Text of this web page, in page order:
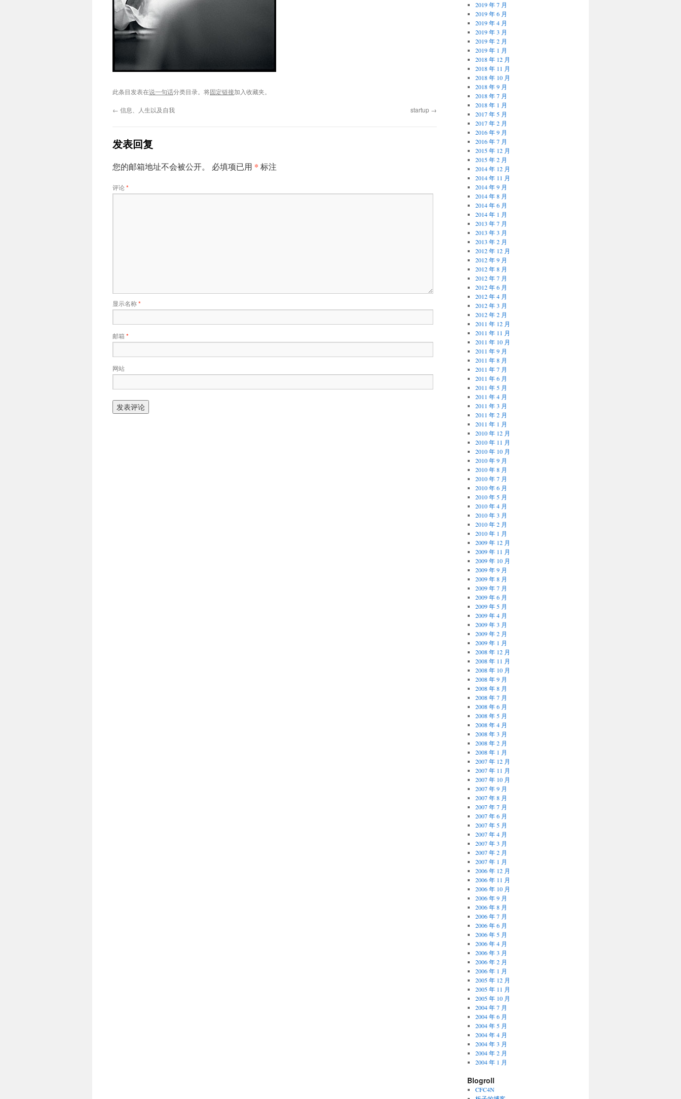
此条目发表在说一句话分类目录。将固定链接加入收藏夹。
← 信息、人生以及自我 startup →
发表回复
您的邮箱地址不会被公开。 必填项已用 * 标注
评论*
显示名称*
邮箱 *
网站
2019 年 7 月
2019 年 6 月
2019 年 4 月
2019 年 3 月
2019 年 2 月
2019 年 1 月
2018 年 12 月
2018 年 11 月
2018 年 10 月
2018 年 9 月
2018 年 7 月
2018 年 1 月
2017 年 5 月
2017 年 2 月
2016 年 9 月
2016 年 7 月
2015 年 12 月
2015 年 2 月
2014 年 12 月
2014 年 11 月
2014 年 9 月
2014 年 8 月
2014 年 6 月
2014 年 1 月
2013 年 7 月
2013 年 3 月
2013 年 2 月
2012 年 12 月
2012 年 9 月
2012 年 8 月
2012 年 7 月
2012 年 6 月
2012 年 4 月
2012 年 3 月
2012 年 2 月
2011 年 12 月
2011 年 11 月
2011 年 10 月
2011 年 9 月
2011 年 8 月
2011 年 7 月
2011 年 6 月
2011 年 5 月
2011 年 4 月
2011 年 3 月
2011 年 2 月
2011 年 1 月
2010 年 12 月
2010 年 11 月
2010 年 10 月
2010 年 9 月
2010 年 8 月
2010 年 7 月
2010 年 6 月
2010 年 5 月
2010 年 4 月
2010 年 3 月
2010 年 2 月
2010 年 1 月
2009 年 12 月
2009 年 11 月
2009 年 10 月
2009 年 9 月
2009 年 8 月
2009 年 7 月
2009 年 6 月
2009 年 5 月
2009 年 4 月
2009 年 3 月
2009 年 2 月
2009 年 1 月
2008 年 12 月
2008 年 11 月
2008 年 10 月
2008 年 9 月
2008 年 8 月
2008 年 7 月
2008 年 6 月
2008 年 5 月
2008 年 4 月
2008 年 3 月
2008 年 2 月
2008 年 1 月
2007 年 12 月
2007 年 11 月
2007 年 10 月
2007 年 9 月
2007 年 8 月
2007 年 7 月
2007 年 6 月
2007 年 5 月
2007 年 4 月
2007 年 3 月
2007 年 2 月
2007 年 1 月
2006 年 12 月
2006 年 11 月
2006 年 10 月
2006 年 9 月
2006 年 8 月
2006 年 7 月
2006 年 6 月
2006 年 5 月
2006 年 4 月
2006 年 3 月
2006 年 2 月
2006 年 1 月
2005 年 12 月
2005 年 11 月
2005 年 10 月
2004 年 7 月
2004 年 6 月
2004 年 5 月
2004 年 4 月
2004 年 3 月
2004 年 2 月
2004 年 1 月
Blogroll
CFC4N